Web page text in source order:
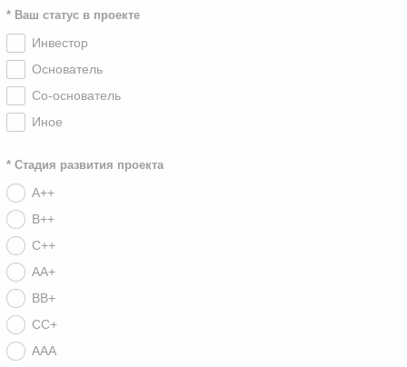
* Ваш статус в проекте
Инвестор
Основатель
Со-основатель
Иное
* Стадия развития проекта
A++
B++
С++
AA+
BB+
CC+
AAA